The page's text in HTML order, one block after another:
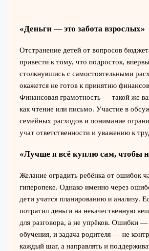
«Деньги — это забота взрослых»
Отстранение детей от вопросов
привести к тому, что подросток,
столкнувшись с самостоятельными
окажется не готов к принятию
Финансовая грамотность — такой же
как чтение или письмо. Участие в
семейных расходов и понимание
учат ответственности и уважению к
«Лучше я всё куплю сам, чтобы
Желание оградить ребёнка от ошибок
гиперопеке. Однако именно через
дети учатся планированию и анализу.
потратил деньги на некачественную
для разговора, а не упрёков. Ошибки —
обучения, и задача родителя — не
каждый шаг, а направлять и